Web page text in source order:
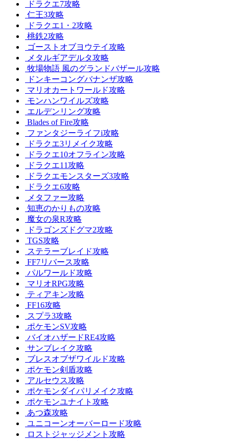
ドラクエ7攻略
仁王3攻略
ドラクエ1・2攻略
桃鉄2攻略
ゴーストオブヨウテイ攻略
メタルギアデルタ攻略
牧場物語 風のグランドバザール攻略
ドンキーコングバナンザ攻略
マリオカートワールド攻略
モンハンワイルズ攻略
エルデンリング攻略
Blades of Fire攻略
ファンタジーライフi攻略
ドラクエ3リメイク攻略
ドラクエ10オフライン攻略
ドラクエ11攻略
ドラクエモンスターズ3攻略
ドラクエ6攻略
メタファー攻略
知恵のかりもの攻略
魔女の泉R攻略
ドラゴンズドグマ2攻略
TGS攻略
ステラーブレイド攻略
FF7リバース攻略
パルワールド攻略
マリオRPG攻略
ティアキン攻略
FF16攻略
スプラ3攻略
ポケモンSV攻略
バイオハザードRE4攻略
サンブレイク攻略
ブレスオブザワイルド攻略
ポケモン剣盾攻略
アルセウス攻略
ポケモンダイパリメイク攻略
ポケモンユナイト攻略
あつ森攻略
ユニコーンオーバーロード攻略
ロストジャッジメント攻略